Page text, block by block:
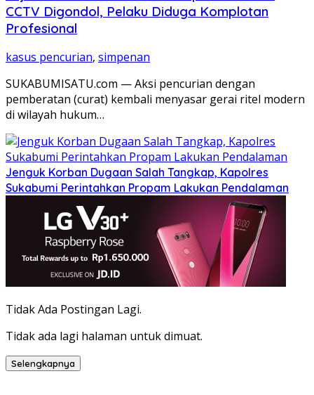
CCTV Digondol, Pelaku Diduga Komplotan
Profesional
kasus pencurian, simpenan
SUKABUMISATU.com — Aksi pencurian dengan
pemberatan (curat) kembali menyasar gerai ritel modern
di wilayah hukum…
Jenguk Korban Dugaan Salah Tangkap, Kapolres
Sukabumi Perintahkan Propam Lakukan Pendalaman
Tidak Ada Postingan Lagi.
Tidak ada lagi halaman untuk dimuat.
Selengkapnya